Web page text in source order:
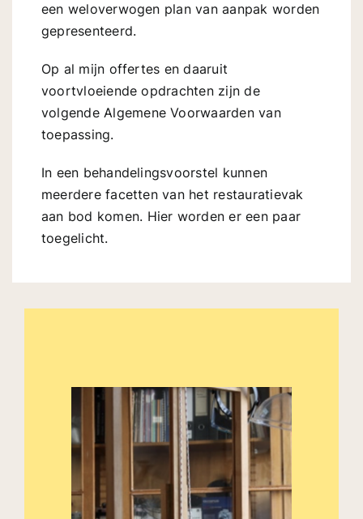
een weloverwogen plan van aanpak worden
gepresenteerd.
Op al mijn offertes en daaruit
voortvloeiende opdrachten zijn de
volgendeAlgemene Voorwaardenvan
toepassing.
In een behandelingsvoorstel kunnen
meerdere facetten van het restauratievak
aan bod komen. Hier worden er een paar
toegelicht.